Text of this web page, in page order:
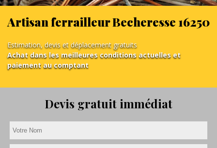
Artisan ferrailleur Becheresse 16250
Estimation, devis et déplacement gratuits
Achat dans les meilleures conditions actuelles et
paiement au comptant
Devis gratuit immédiat